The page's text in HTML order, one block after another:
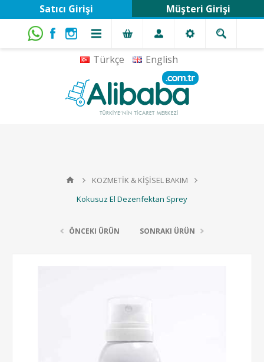
Türkçe English
Satıcı Girişi Müşteri Girişi
KOZMETİK & KİŞİSEL BAKIM
Kokusuz El Dezenfektan Sprey
ÖNCEKI ÜRÜN SONRAKI ÜRÜN